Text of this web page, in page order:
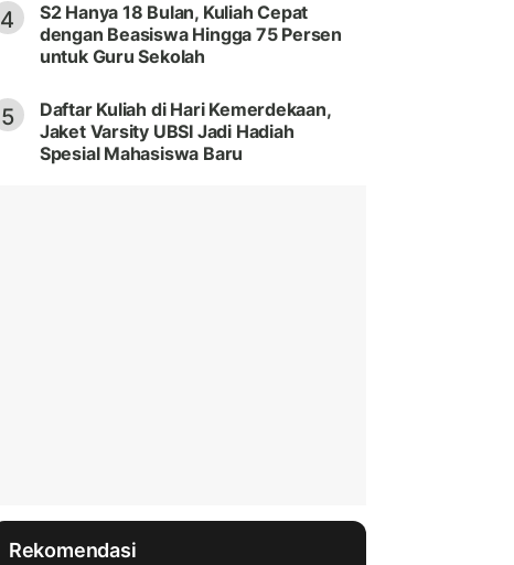
4
S2 Hanya 18 Bulan, Kuliah Cepat
dengan Beasiswa Hingga 75 Persen
untuk Guru Sekolah
5
Daftar Kuliah di Hari Kemerdekaan,
Jaket Varsity UBSI Jadi Hadiah
Spesial Mahasiswa Baru
Rekomendasi